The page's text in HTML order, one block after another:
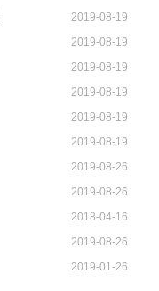
2019-08-19
2019-08-19
2019-08-19
2019-08-19
2019-08-19
2019-08-19
2019-08-26
2019-08-26
2018-04-16
2019-08-26
2019-01-26